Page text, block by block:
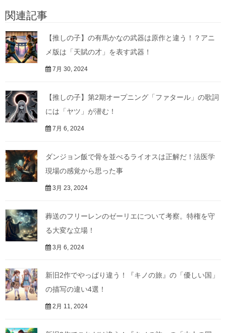
関連記事
【推しの子】の有馬かなの武器は原作と違う！？アニ
メ版は「天賦の才」を表す武器！
7月 30, 2024
【推しの子】第2期オープニング「ファタール」の歌詞
には「ヤツ」が潜む！
7月 6, 2024
ダンジョン飯で骨を並べるライオスは正解だ！法医学
現場の感覚から思った事
3月 23, 2024
葬送のフリーレンのゼーリエについて考察。特権を守
る大変な立場！
3月 6, 2024
新旧2作でやっぱり違う！『キノの旅』の「優しい国」
の描写の違い4選！
2月 11, 2024